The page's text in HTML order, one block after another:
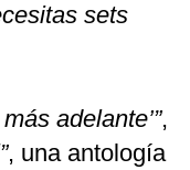
sets
adelante’”,
, una antología